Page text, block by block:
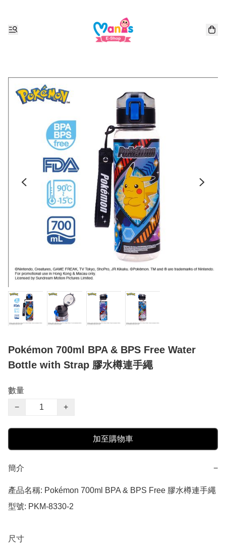
Pokémon 700ml BPA & BPS Free Water
Bottle with Strap 膠水樽連手繩
數量
−
+
加至購物車
簡介 −
產品名稱: Pokémon 700ml BPA & BPS Free 膠水樽連手繩
型號: PKM-8330-2
尺寸